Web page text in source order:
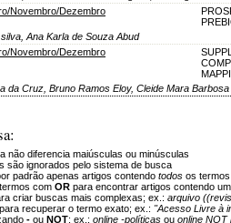
Novembro/Dezembro
Ana Karla de Souza Abud
Novembro/Dezembro
da Cruz, Bruno Ramos Eloy, Cleide Mara
não diferencia maiúsculas ou minúsculas
são ignorados pelo sistema de busca
padrão apenas artigos contendotodos os
comOR para encontrar artigos contendo
criar buscas mais complexas; ex.:arquivo
recuperar o termo exato; ex.: "Acesso Livre à
- ouNOT; ex.:online -políticas ouonline NOT